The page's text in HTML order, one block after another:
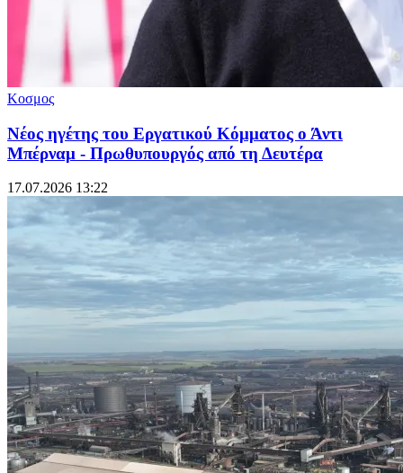
Κοσμος
Νέος ηγέτης του Εργατικού Κόμματος ο Άντι
Μπέρναμ - Πρωθυπουργός από τη Δευτέρα
17.07.2026 13:22